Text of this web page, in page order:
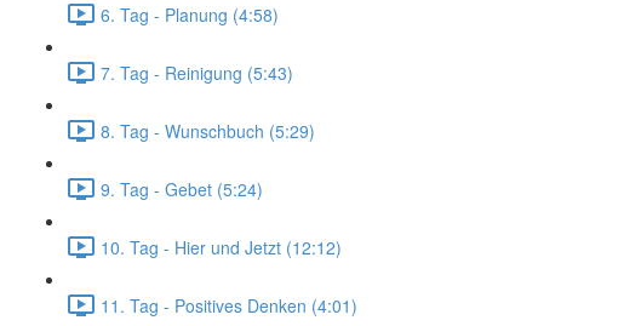
6. Tag - Planung (4:58)
7. Tag - Reinigung (5:43)
8. Tag - Wunschbuch (5:29)
9. Tag - Gebet (5:24)
10. Tag - Hier und Jetzt (12:12)
11. Tag - Positives Denken (4:01)